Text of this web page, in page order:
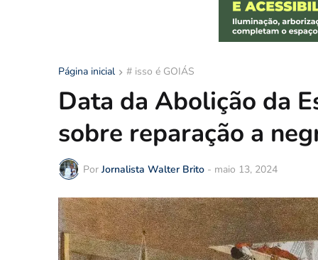
Página inicial # isso é GOIÁS
Data da Abolição da
sobre reparação a
Por Jornalista Walter Brito - maio 13, 2024